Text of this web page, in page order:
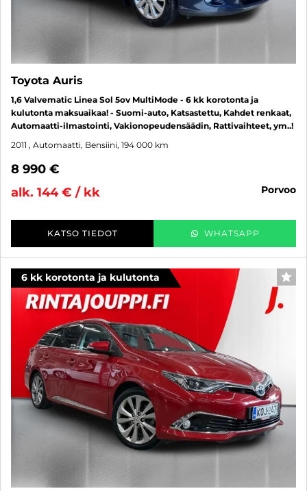
Toyota Auris
1,6 Valvematic Linea Sol 5ov MultiMode - 6 kk korotonta ja
kulutonta maksuaikaa! - Suomi-auto, Katsastettu, Kahdet renkaat,
Automaatti-ilmastointi, Vakionopeudensäädin, Rattivaihteet, ym..!
2011 , Automaatti, Bensiini, 194 000 km
8 990 €
alk. 144 € / kk
porvoo
KATSO TIEDOT WHATSAPP
6 kk korotonta ja kulutonta